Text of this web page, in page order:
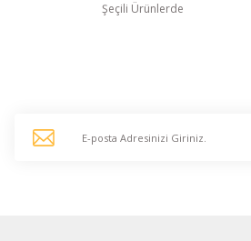
Şeçili Ürünlerde